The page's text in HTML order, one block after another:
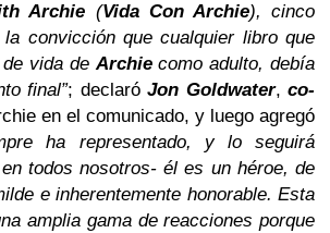
Archie (Vida Con Archie), cinco
convicción que cualquier libro que
de vida deArchiecomo adulto, debía
final”; declaróJon Goldwater,co-
en el comunicado, y luego agregó
ha representado, y lo seguirá
todos nosotros- él es un héroe, de
e inherentemente honorable. Esta
amplia gama de reacciones porque